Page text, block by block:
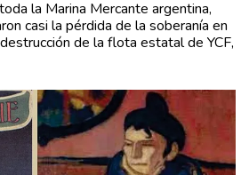
la Marina Mercante argentina,
casi la pérdida de la soberanía en
de la flota estatal de YCF,